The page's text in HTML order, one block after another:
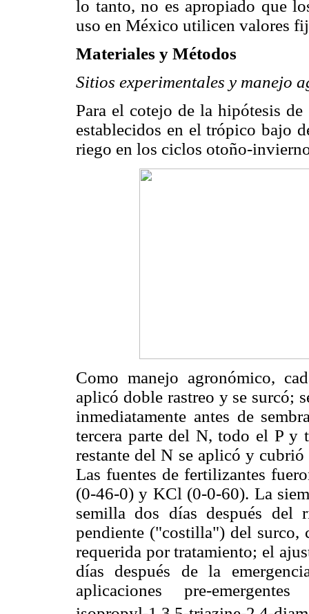
lo tanto, no es apropiado que
uso en México utilicen valores
Materiales y Métodos
Sitios experimentales y manejo
Para el cotejo de la hipótesis
establecidos en el trópico bajo
riego en los ciclos otoño-
Como manejo agronómico,
aplicó doble rastreo y se surcó;
inmediatamente antes de
tercera parte del N, todo el P
restante del N se aplicó y
Las fuentes de fertilizantes
(0-46-0) y KCl (0-0-60). La
semilla dos días después del
pendiente ("costilla") del surco,
requerida por tratamiento; el
días después de la
aplicaciones pre-